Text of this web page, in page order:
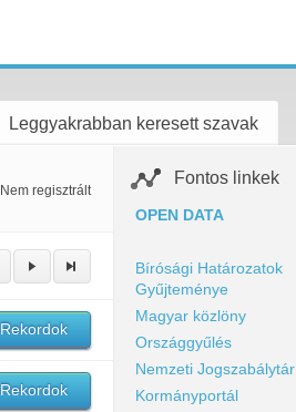
Leggyakrabban keresett szavak
Nem regisztrált
Rekordok
Rekordok
Fontos linkek
OPEN DATA
Bírósági Határozatok
Gyűjteménye
Magyar közlöny
Országgyűlés
Nemzeti Jogszabálytár
Kormányportál